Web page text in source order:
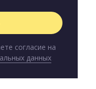
согласие на
данных